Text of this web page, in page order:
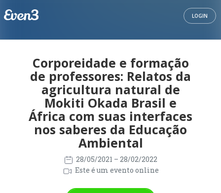
LOGIN
Corporeidade e formação
de professores: Relatos da
agricultura natural de
Mokiti Okada Brasil e
África com suas interfaces
nos saberes da Educação
Ambiental
28/05/2021 – 28/02/2022
Este é um evento online